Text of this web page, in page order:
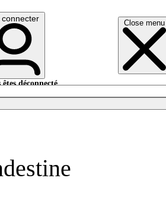
Close menu
connecter
êtes déconnecté.